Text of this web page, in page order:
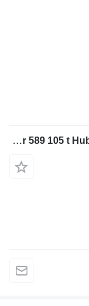
Caterpillar 589 105 t Hubkraft 8x PIPELAYER MIETE / RENTAL